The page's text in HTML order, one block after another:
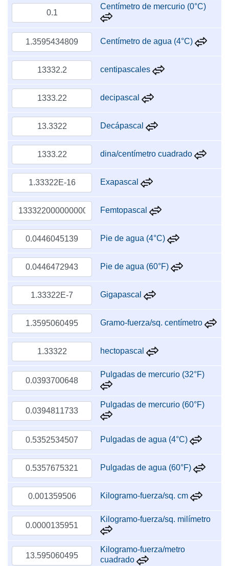
Centímetro de mercurio (0°C)
Centímetro de agua (4°C)
centipascales
decipascal
Decápascal
dina/centímetro cuadrado
Exapascal
Femtopascal
Pie de agua (4°C)
Pie de agua (60°F)
Gigapascal
Gramo-fuerza/sq. centímetro
hectopascal
Pulgadas de mercurio (32°F)
Pulgadas de mercurio (60°F)
Pulgadas de agua (4°C)
Pulgadas de agua (60°F)
Kilogramo-fuerza/sq. cm
Kilogramo-fuerza/sq. milímetro
Kilogramo-fuerza/metro
cuadrado